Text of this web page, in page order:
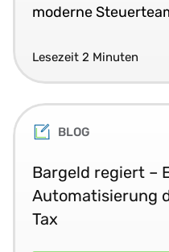
moderne
Lesezeit 2 Minuten
BLOG
Bargeld regiert –
Automatisierung
Tax